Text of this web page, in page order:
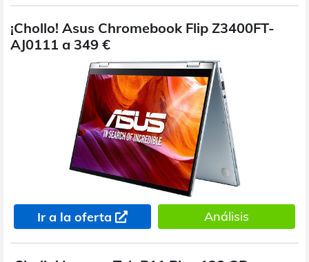
¡Chollo! Asus Chromebook Flip Z3400FT-
AJ0111 a 349 €
Ir a la oferta Análisis